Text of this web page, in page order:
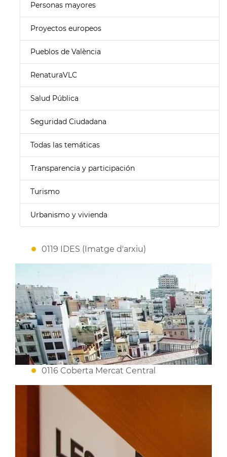
Personas mayores
Proyectos europeos
Pueblos de València
RenaturaVLC
Salud Pública
Seguridad Ciudadana
Todas las temáticas
Transparencia y participación
Turismo
Urbanismo y vivienda
0119 IDES (Imatge d'arxiu)
0116 Coberta Mercat Central